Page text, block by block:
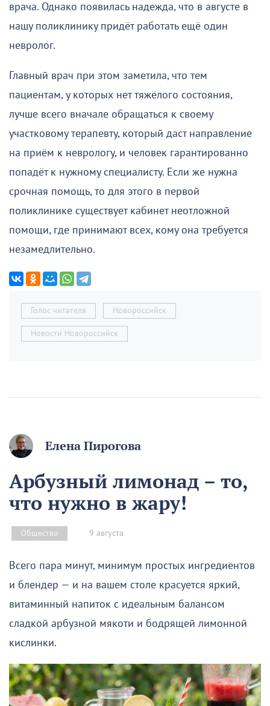
врача. Однако появилась надежда, что в августе в
нашу поликлинику придёт работать ещё один
невролог.
Главный врач при этом заметила, что тем
пациентам, у которых нет тяжёлого состояния,
лучше всего вначале обращаться к своему
участковому терапевту, который даст направление
на приём к неврологу, и человек гарантированно
попадёт к нужному специалисту. Если же нужна
срочная помощь, то для этого в первой
поликлинике существует кабинет неотложной
помощи, где принимают всех, кому она требуется
незамедлительно.
Голос читателя Новороссийск
Новости Новороссийск
Елена Пирогова
Арбузный лимонад – то,
что нужно в жару!
Общество 9 августа
Всего пара минут, минимум простых ингредиентов
и блендер — и на вашем столе красуется яркий,
витаминный напиток с идеальным балансом
сладкой арбузной мякоти и бодрящей лимонной
кислинки.